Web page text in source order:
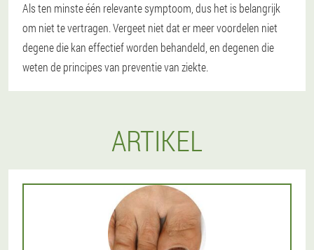
Als ten minste één relevante symptoom, dus het is belangrijk
om niet te vertragen. Vergeet niet dat er meer voordelen niet
degene die kan effectief worden behandeld, en degenen die
weten de principes van preventie van ziekte.
ARTIKEL